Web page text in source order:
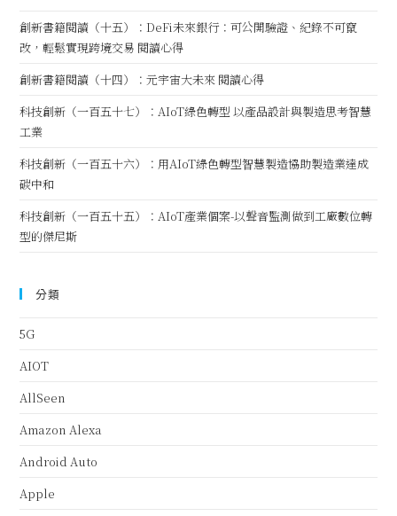
創新書籍閱讀（十五）：DeFi未來銀行：可公開驗證、紀錄不可竄
改，輕鬆實現跨境交易 閱讀心得
創新書籍閱讀（十四）：元宇宙大未來 閱讀心得
科技創新（一百五十七）：AIoT綠色轉型 以產品設計與製造思考智慧
工業
科技創新（一百五十六）：用AIoT綠色轉型智慧製造協助製造業達成
碳中和
科技創新（一百五十五）：AIoT產業個案-以聲音監測做到工廠數位轉
型的傑尼斯
分類
5G
AIOT
AllSeen
Amazon Alexa
Android Auto
Apple